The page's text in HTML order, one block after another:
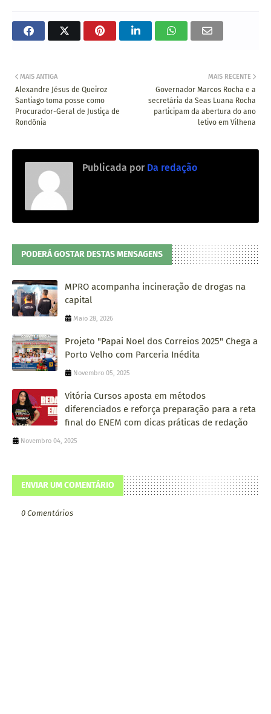
MAIS RECENTE
Governador Marcos Rocha e a
secretária da Seas Luana Rocha
participam da abertura do ano
letivo em Vilhena
MAIS ANTIGA
Alexandre Jésus de Queiroz
Santiago toma posse como
Procurador-Geral de Justiça de
Rondônia
Publicada por Da redação
PODERÁ GOSTAR DESTAS MENSAGENS
MPRO acompanha incineração de drogas na
capital
Maio 28, 2026
Projeto "Papai Noel dos Correios 2025" Chega a
Porto Velho com Parceria Inédita
Novembro 05, 2025
Vitória Cursos aposta em métodos
diferenciados e reforça preparação para a reta
final do ENEM com dicas práticas de redação
Novembro 04, 2025
ENVIAR UM COMENTÁRIO
0 Comentários